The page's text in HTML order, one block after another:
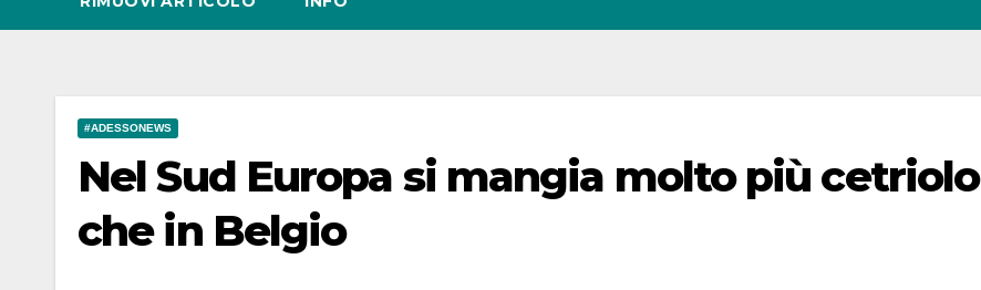
#ADESSONEWS
Nel Sud Europa si mangia molto più cetriolo
che in Belgio